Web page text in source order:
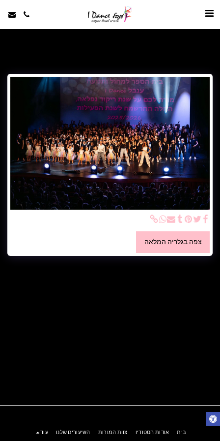
צפה בגלריה המלאה
בית אודות הסטודיו צוות המורות השיעורים שלנו עוד